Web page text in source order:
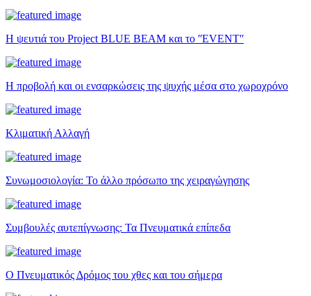
Η ψευτιά του Project BLUE BEAM και το ʺEVENTʺ
Η προβολή και οι ενσαρκώσεις της ψυχής μέσα στο χωροχρόνο
Κλιματική Αλλαγή
Συνωμοσιολογία: Το άλλο πρόσωπο της χειραγώγησης
Συμβουλές αυτεπίγνωσης: Τα Πνευματικά επίπεδα
Ο Πνευματικός Δρόμος του χθες και του σήμερα